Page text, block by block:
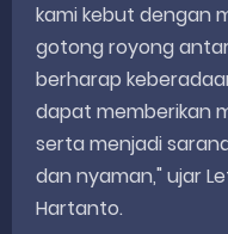
kami kebut dengan
gotong royong
berharap
dapat memberikan
serta menjadi
dan nyaman," ujar
Hartanto.